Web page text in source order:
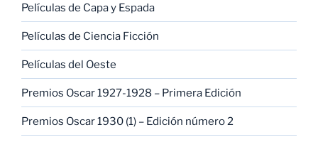
Películas de Capa y Espada
Películas de Ciencia Ficción
Películas del Oeste
Premios Oscar 1927-1928 – Primera Edición
Premios Oscar 1930 (1) – Edición número 2